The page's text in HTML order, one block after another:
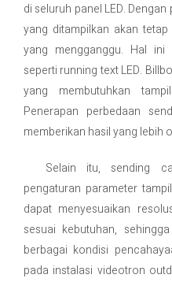
di seluruh panel LED.
yang ditampilkan akan
yang mengganggu. Hal
seperti running text LED.
yang membutuhkan
Penerapan perbedaan
memberikan hasil yang lebih
Selain itu, sending
pengaturan parameter
dapat menyesuaikan
sesuai kebutuhan,
berbagai kondisi
pada instalasi videotron